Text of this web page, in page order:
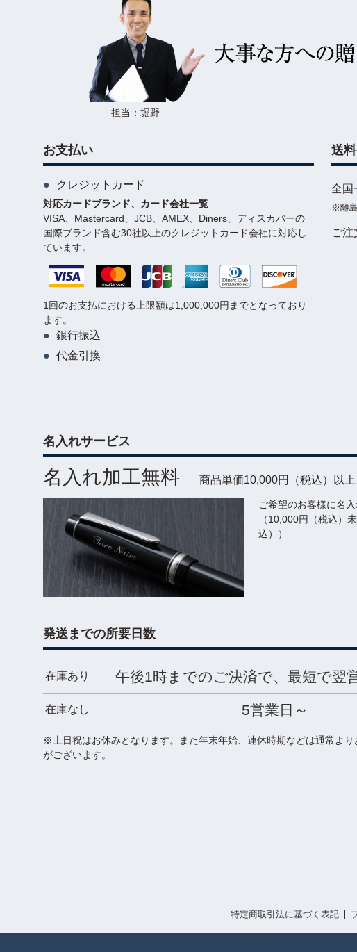
担当：堀野
お支払い
クレジットカード
対応カードブランド、カード会社一覧
VISA、Mastercard、JCB、AMEX、Diners、ディスカバーの
国際ブランド含む30社以上のクレジットカード会社に対応し
ています。
1回のお支払における上限額は1,000,000円までとなっており
ます。
銀行振込
代金引換
送料
全国
※離
ご
名入れサービス
名入れ加工無料 商品単価10,000円（税込）以上
ご希望のお客様に名
（10,000円（税込）
込））
発送までの所要日数
在庫あり 午後1時までのご決済で、最短で翌
在庫なし 5営業日～
※土日祝はお休みとなります。また年末年始、連休時期などは通常より
がございます。
特定商取引法に基づく表記